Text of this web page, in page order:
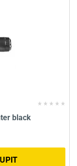
black